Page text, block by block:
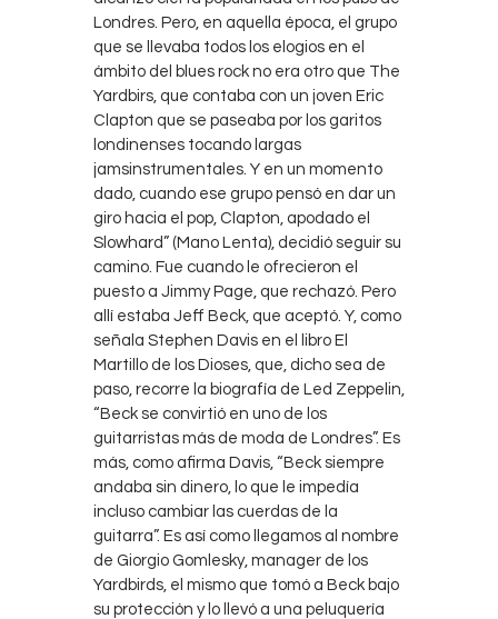
Londres. Pero, en aquella época, el grupo
que se llevaba todos los elogios en el
ámbito del blues rock no era otro que The
Yardbirs, que contaba con un joven Eric
Clapton que se paseaba por los garitos
londinenses tocando largas
jamsinstrumentales. Y en un momento
dado, cuando ese grupo pensó en dar un
giro hacia el pop, Clapton, apodado el
Slowhard” (Mano Lenta), decidió seguir su
camino. Fue cuando le ofrecieron el
puesto a Jimmy Page, que rechazó. Pero
allí estaba Jeff Beck, que aceptó. Y, como
señala Stephen Davis en el libro El
Martillo de los Dioses, que, dicho sea de
paso, recorre la biografía de Led Zeppelin,
“Beck se convirtió en uno de los
guitarristas más de moda de Londres”. Es
más, como afirma Davis, “Beck siempre
andaba sin dinero, lo que le impedía
incluso cambiar las cuerdas de la
guitarra”. Es así como llegamos al nombre
de Giorgio Gomlesky, manager de los
Yardbirds, el mismo que tomó a Beck bajo
su protección y lo llevó a una peluquería